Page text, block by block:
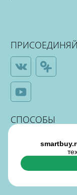
СПОСОБЫ
ОПЛАТЫ